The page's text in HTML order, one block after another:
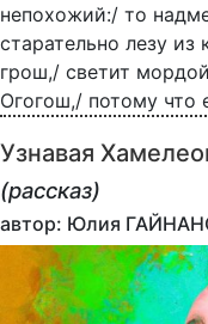
непохожий:/ то
старательно лезу
грош,/ светит
Огогош,/ потому что
Узнавая
(рассказ)
автор: Юлия